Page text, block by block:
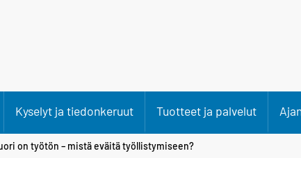
Kyselyt ja tiedonkeruut Tuotteet ja palvelut
on työtön – mistä eväitä työllistymiseen?